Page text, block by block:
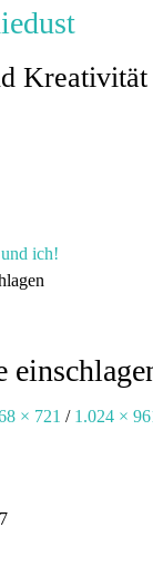
Kreativität
ich!
× 721 / 1.024 ×